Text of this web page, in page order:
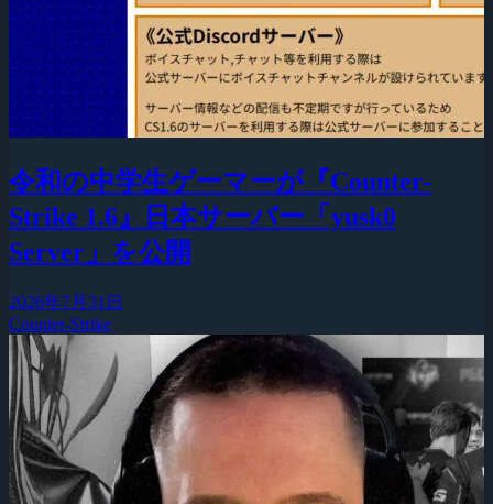
令和の中学生ゲーマーが『Counter-
Strike 1.6』日本サーバー「yusk0
Server」を公開
2026年7月31日
Counter-Strike